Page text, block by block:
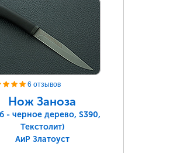
6 отзывов
Нож Заноза
- черное дерево, S390,
Текстолит)
АиР Златоуст